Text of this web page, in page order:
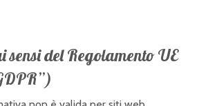
del Regolamento UE